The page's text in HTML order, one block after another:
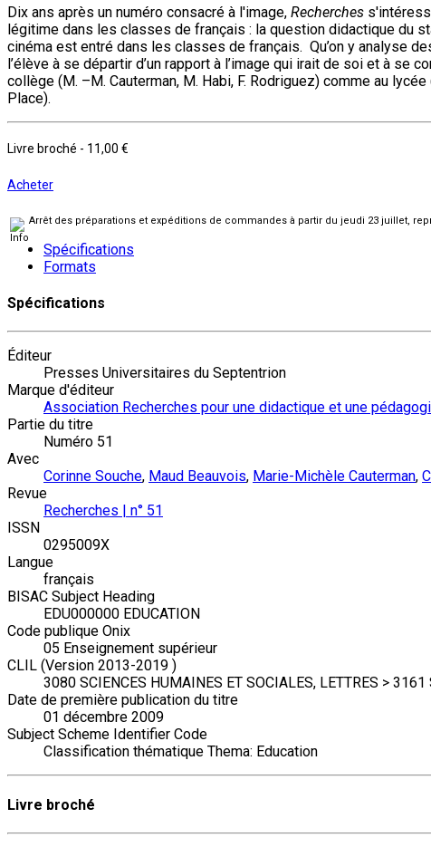
Dix ans après un numéro consacré à l'image, Recherches
légitime dans les classes de français : la question didactique du
cinéma est entré dans les classes de français. Qu’on y analyse
l’élève à se départir d’un rapport à l’image qui irait de soi et à
collège (M. –M. Cauterman, M. Habi, F. Rodriguez) comme au
Place).
Livre broché - 11,00 €
Acheter
Arrêt des préparations et expéditions de commandes à partir du jeudi 23 juillet,
Spécifications
Formats
Spécifications
Éditeur
Presses Universitaires du Septentrion
Marque d'éditeur
Association Recherches pour une didactique et une
Partie du titre
Numéro 51
Avec
Corinne Souche, Maud Beauvois, Marie-Michèle Cauterman,
Revue
Recherches | n° 51
ISSN
0295009X
Langue
français
BISAC Subject Heading
EDU000000 EDUCATION
Code publique Onix
05 Enseignement supérieur
CLIL (Version 2013-2019 )
3080 SCIENCES HUMAINES ET SOCIALES, LETTRES >
Date de première publication du titre
01 décembre 2009
Subject Scheme Identifier Code
Classification thématique Thema: Education
Livre broché